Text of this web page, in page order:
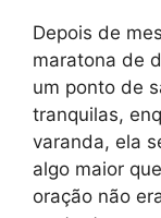
Depois de
maratona de
um ponto de
tranquilas,
varanda, ela
algo maior
oração não